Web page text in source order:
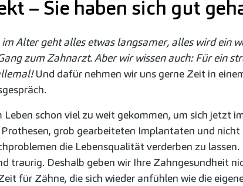
– Sie haben sich gut
Alter geht alles etwas langsamer, alles wird ein
zum Zahnarzt. Aber wir wissen auch: Für ein
Und dafür nehmen wir uns gerne Zeit in
Leben schon viel zu weit gekommen, um sich jetzt
grob gearbeiteten Implantaten und nicht
die Lebensqualität verderben zu
traurig. Deshalb geben wir Ihre Zahngesundheit
für Zähne, die sich wieder anfühlen wie die